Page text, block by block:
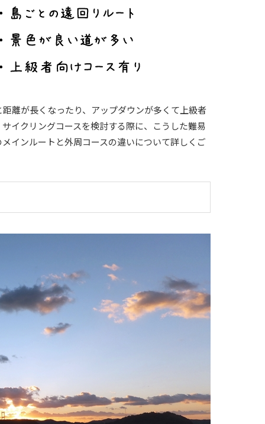
離が長くなったり、アップダウンが多くて上級者
イクリングコースを検討する際に、こうした難易
インルートと外周コースの違いについて詳しくご